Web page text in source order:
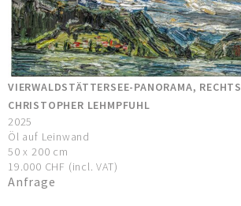
VIERWALDSTÄTTERSEE-PANORAMA, RECHTS
CHRISTOPHER LEHMPFUHL
2025
Öl auf Leinwand
50 x 200 cm
19.000 CHF (incl. VAT)
Anfrage